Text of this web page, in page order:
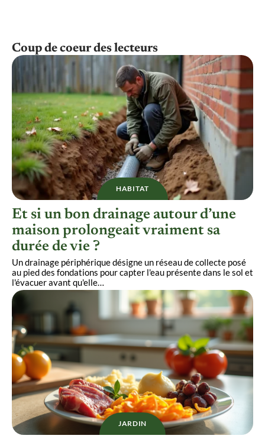
Coup de coeur des lecteurs
HABITAT
Et si un bon drainage autour d’une
maison prolongeait vraiment sa
durée de vie ?
Un drainage périphérique désigne un réseau de collecte posé
au pied des fondations pour capter l'eau présente dans le sol et
l'évacuer avant qu'elle…
JARDIN